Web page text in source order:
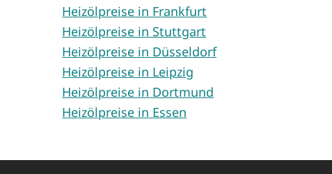
Heizölpreise in Frankfurt
Heizölpreise in Stuttgart
Heizölpreise in Düsseldorf
Heizölpreise in Leipzig
Heizölpreise in Dortmund
Heizölpreise in Essen